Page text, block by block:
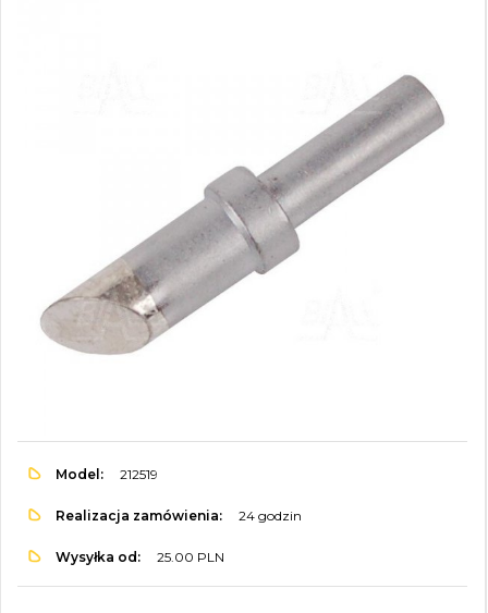
Model: 212519
Realizacja zamówienia: 24 godzin
Wysyłka od: 25.00 PLN